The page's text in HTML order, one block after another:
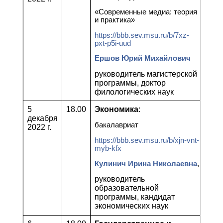
«Современные медиа: теория
и практика»
https://bbb.sev.msu.ru/b/7xz-
pxt-p5i-uud
Ершов Юрий Михайлович
руководитель магистерской
программы, доктор
филологических наук
5
декабря
2022 г.
18.00 Экономика:
бакалавриат
https://bbb.sev.msu.ru/b/xjn-vnt-
myb-kfx
Кулинич Ирина Николаевна,
руководитель
образовательной
программы, кандидат
экономических наук